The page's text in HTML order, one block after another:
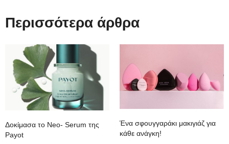
Περισσότερα άρθρα
Δοκίμασα το Neo- Serum της
Payot
Ένα σφουγγαράκι μακιγιάζ για
κάθε ανάγκη!